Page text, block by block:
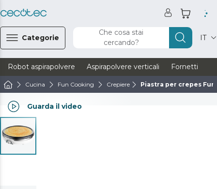
Categorie
Che cosa stai
cercando?
IT
Robot aspirapolvere Aspirapolvere verticali Fornetti
Cucina Fun Cooking Crepiere Piastra per crepes
Guarda il video